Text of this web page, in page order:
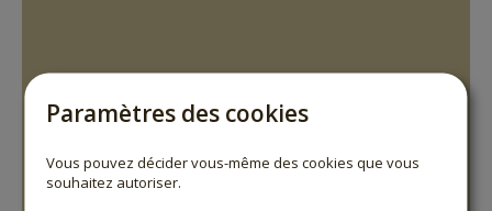
GLOBE-TROTTER
Paramètres des cookies
Vous pouvez décider vous-même des cookies que vous
souhaitez autoriser.